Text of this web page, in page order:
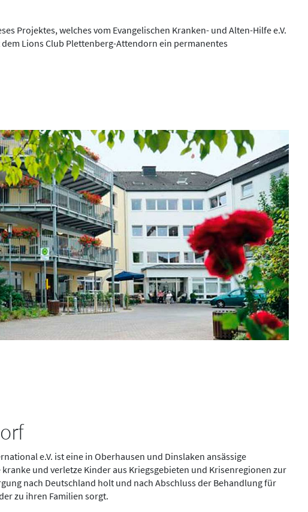
Projektes, welches vom Evangelischen Kranken- und Alten-Hilfe e.V.
Lions Club Plettenberg-Attendorn ein permanentes
e.V. ist eine in Oberhausen und Dinslaken ansässige
und verletze Kinder aus Kriegsgebieten und Krisenregionen zur
nach Deutschland holt und nach Abschluss der Behandlung für
zu ihren Familien sorgt.